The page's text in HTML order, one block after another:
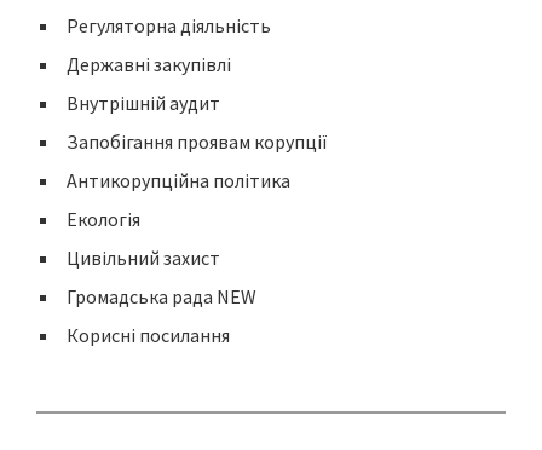
Регуляторна діяльність
Державні закупівлі
Внутрішній аудит
Запобігання проявам корупції
Антикорупційна політика
Екологія
Цивільний захист
Громадська рада NEW
Корисні посилання